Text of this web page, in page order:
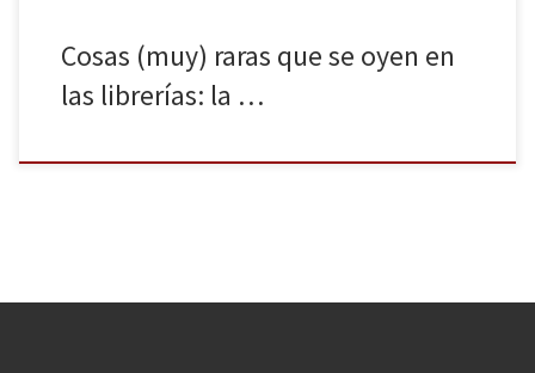
Cosas (muy) raras que se oyen en
las librerías: la …